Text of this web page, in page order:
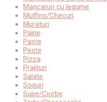
Mancaruri cu legume
Muffins/Checuri
Muraturi
Paine
Paste
Peste
Pizza
Prajituri
Salate
Sosuri
Supe/Ciorbe